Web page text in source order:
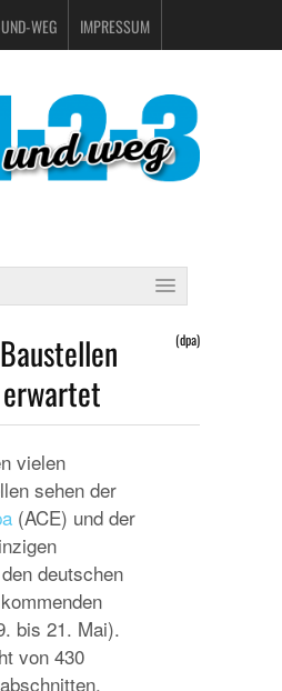
WEG IMPRESSUM
(dpa)
vielen
sehen der
(ACE) und der
deutschen
bis 21. Mai).
von 430